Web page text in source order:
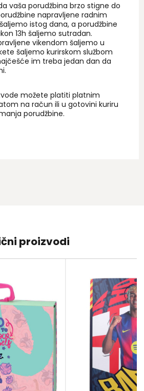
vaša porudžbina brzo stigne do
napravljene radnim
istog dana, a porudžbine
13h šaljemo sutradan.
vikendom šaljemo u
šaljemo kurirskom službom
im treba jedan dan da
možete platiti platnim
na račun ili u gotovini kuriru
porudžbine.
proizvodi